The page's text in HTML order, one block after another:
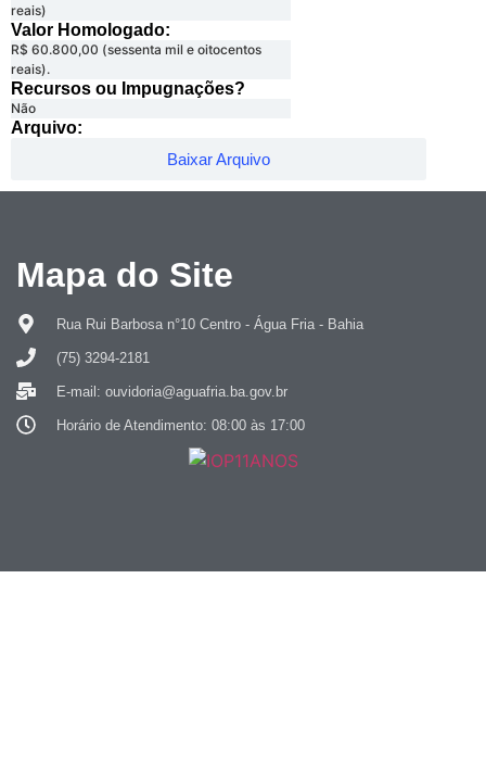
reais)
Valor Homologado: ​
R$ 60.800,00 (sessenta mil e oitocentos
reais).
Recursos ou Impugnações? ​
Não
Arquivo:
Baixar Arquivo
Mapa do Site
Rua Rui Barbosa n°10 Centro - Água Fria - Bahia
(75) 3294-2181
E-mail: ouvidoria@aguafria.ba.gov.br
Horário de Atendimento: 08:00 às 17:00